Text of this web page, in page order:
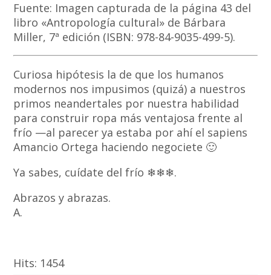
Fuente: Imagen capturada de la página 43 del
libro «Antropología cultural» de Bárbara
Miller, 7ª edición (ISBN: 978-84-9035-499-5).
Curiosa hipótesis la de que los humanos
modernos nos impusimos (quizá) a nuestros
primos neandertales por nuestra habilidad
para construir ropa más ventajosa frente al
frío —al parecer ya estaba por ahí el sapiens
Amancio Ortega haciendo negociete 🙂
Ya sabes, cuídate del frío ❄❄❄.
Abrazos y abrazas.
A.
Hits: 1454